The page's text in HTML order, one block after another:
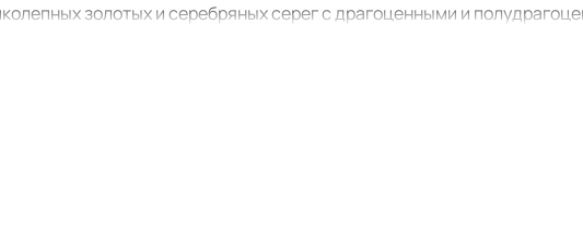
золотых и серебряных серег с драгоценными и
комплекты из